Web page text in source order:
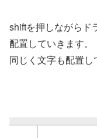
shiftを押しながらド
配置していきます。
同じく文字も配置し